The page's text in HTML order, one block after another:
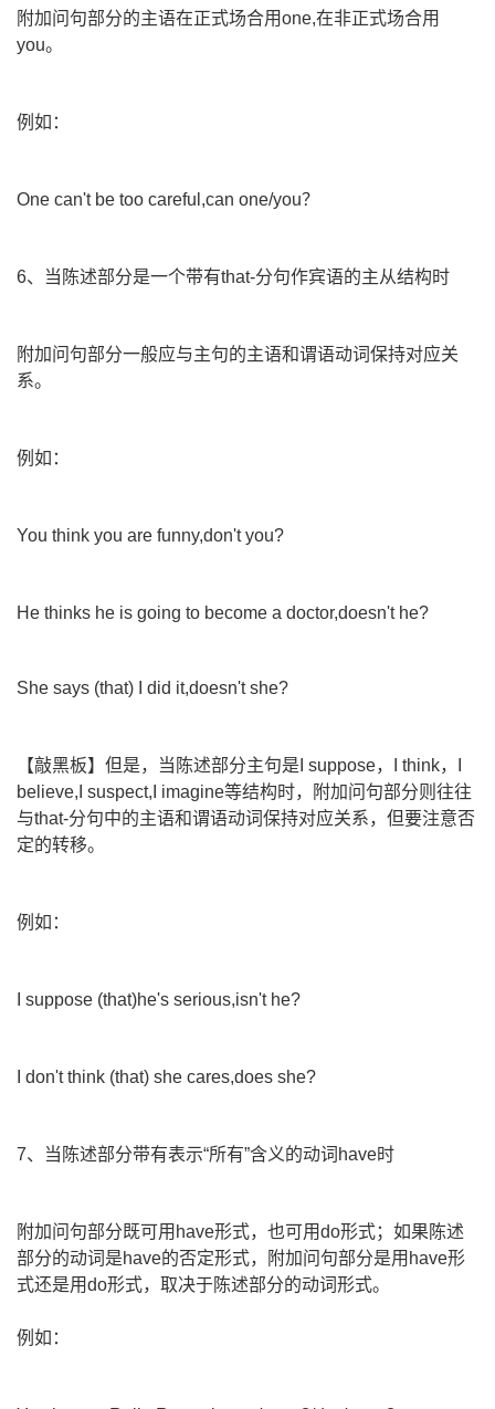
附加问句部分的主语在正式场合用one,在非正式场合用
you。
例如：
One can't be too careful,can one/you？
6、当陈述部分是一个带有that-分句作宾语的主从结构时
附加问句部分一般应与主句的主语和谓语动词保持对应关
系。
例如：
You think you are funny,don't you?
He thinks he is going to become a doctor,doesn't he?
She says (that) I did it,doesn't she?
【敲黑板】但是，当陈述部分主句是I suppose，I think，I
believe,I suspect,I imagine等结构时，附加问句部分则往往
与that-分句中的主语和谓语动词保持对应关系，但要注意否
定的转移。
例如：
I suppose (that)he's serious,isn't he?
I don't think (that) she cares,does she?
7、当陈述部分带有表示“所有”含义的动词have时
附加问句部分既可用have形式，也可用do形式；如果陈述
部分的动词是have的否定形式，附加问句部分是用have形
式还是用do形式，取决于陈述部分的动词形式。
例如：